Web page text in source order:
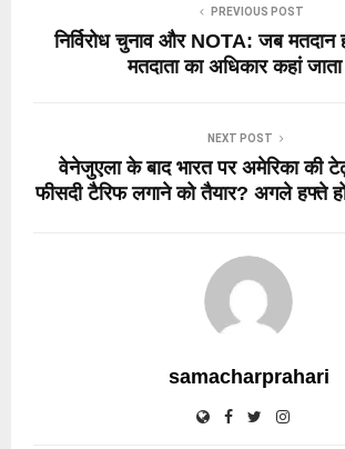
PREVIOUS POST
निर्विरोध चुनाव और NOTA: जब मतदान
मतदाता का अधिकार कहां
NEXT POST
वेनेजुएला के बाद भारत पर अमेरिका की
फीसदी टैरिफ लगाने को तैयार? अगले हफ्ते
samacharprahari